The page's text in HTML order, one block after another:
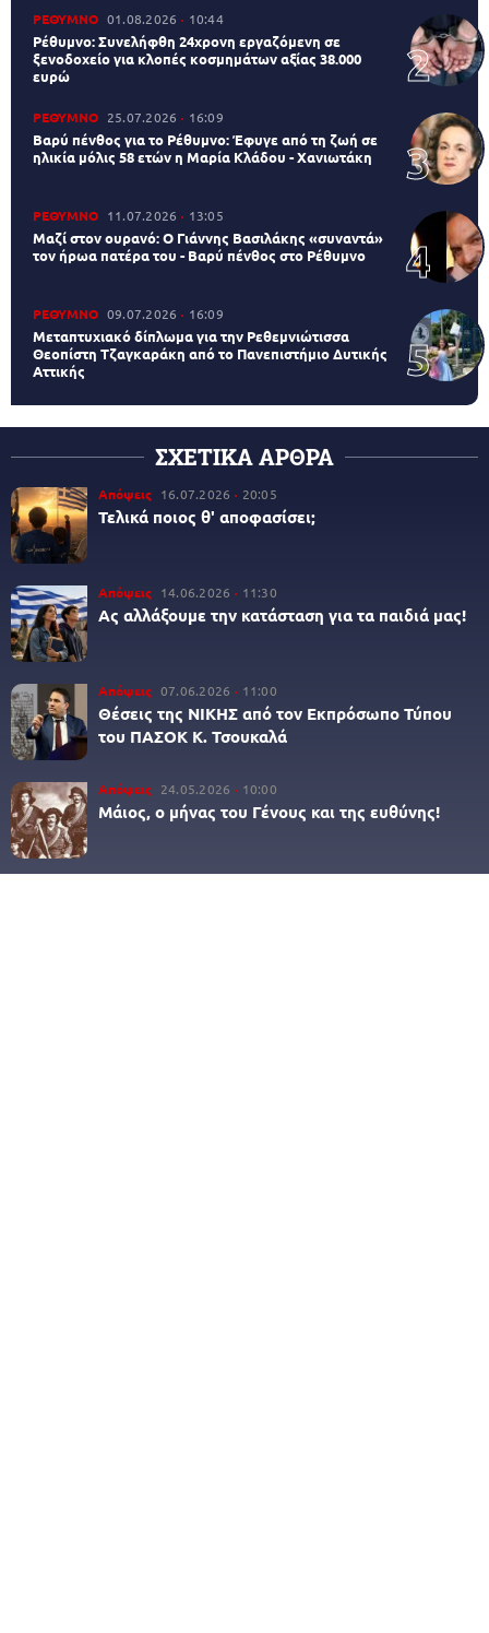
ΡΕΘΥΜΝΟ 01.08.2026 10:44
Ρέθυμνο: Συνελήφθη 24χρονη εργαζόμενη σε
ξενοδοχείο για κλοπές κοσμημάτων αξίας 38.000
ευρώ
ΡΕΘΥΜΝΟ 25.07.2026 16:09
Βαρύ πένθος για το Ρέθυμνο: Έφυγε από τη ζωή σε
ηλικία μόλις 58 ετών η Μαρία Κλάδου - Χανιωτάκη
ΡΕΘΥΜΝΟ 11.07.2026 13:05
Μαζί στον ουρανό: Ο Γιάννης Βασιλάκης «συναντά»
τον ήρωα πατέρα του - Βαρύ πένθος στο Ρέθυμνο
ΡΕΘΥΜΝΟ 09.07.2026 16:09
Μεταπτυχιακό δίπλωμα για την Ρεθεμνιώτισσα
Θεοπίστη Τζαγκαράκη από το Πανεπιστήμιο Δυτικής
Αττικής
ΣΧΕΤΙΚΑ ΑΡΘΡΑ
Απόψεις 16.07.2026 20:05
Τελικά ποιος θ' αποφασίσει;
Απόψεις 14.06.2026 11:30
Ας αλλάξουμε την κατάσταση για τα παιδιά μας!
Απόψεις 07.06.2026 11:00
Θέσεις της ΝΙΚΗΣ από τον Εκπρόσωπο Τύπου
του ΠΑΣΟΚ Κ. Τσουκαλά
Απόψεις 24.05.2026 10:00
Μάιος, ο μήνας του Γένους και της ευθύνης!